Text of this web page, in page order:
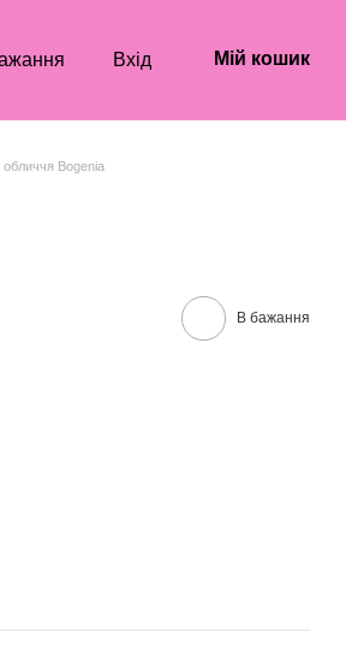
Вхід Мій кошик
Bogenia
В бажання